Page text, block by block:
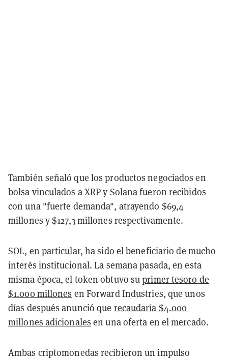
También señaló que los productos negociados en
bolsa vinculados a XRP y Solana fueron recibidos
con una "fuerte demanda", atrayendo $69,4
millones y $127,3 millones respectivamente.
SOL, en particular, ha sido el beneficiario de mucho
interés institucional. La semana pasada, en esta
misma época, el token obtuvo suprimer tesoro de
$1.000 millones en Forward Industries, que unos
días después anunció que recaudaría $4.000
millones adicionales en una oferta en el mercado.
Ambas criptomonedas recibieron un impulso